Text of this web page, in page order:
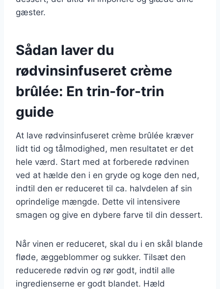
gæster.
Sådan laver du
rødvinsinfuseret crème
brûlée: En trin-for-trin
guide
At lave rødvinsinfuseret crème brûlée kræver
lidt tid og tålmodighed, men resultatet er det
hele værd. Start med at forberede rødvinen
ved at hælde den i en gryde og koge den ned,
indtil den er reduceret til ca. halvdelen af sin
oprindelige mængde. Dette vil intensivere
smagen og give en dybere farve til din dessert.
Når vinen er reduceret, skal du i en skål blande
fløde, æggeblommer og sukker. Tilsæt den
reducerede rødvin og rør godt, indtil alle
ingredienserne er godt blandet. Hæld